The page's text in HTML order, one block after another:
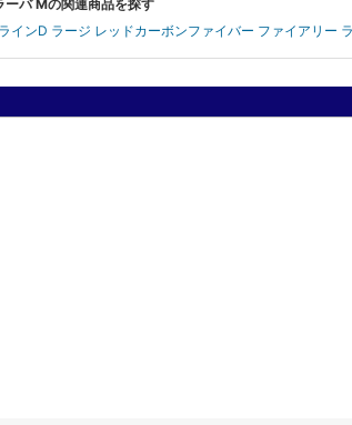
バ Mの関連商品を探す
インD ラージ レッドカーボンファイバー ファイアリー